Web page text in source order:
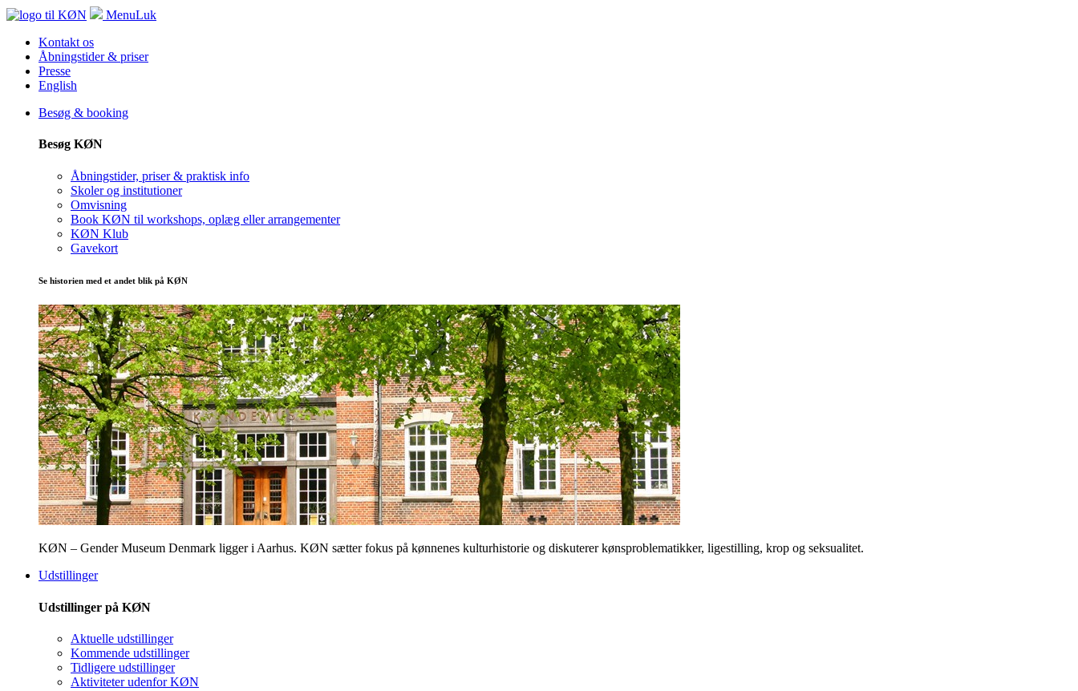
MenuLuk
Kontakt os
Åbningstider & priser
Presse
English
Besøg & booking
Besøg KØN
Åbningstider, priser & praktisk info
Skoler og institutioner
Omvisning
Book KØN til workshops, oplæg eller arrangementer
KØN Klub
Gavekort
Se historien med et andet blik på KØN
KØN – Gender Museum Denmark ligger i Aarhus. KØN sætter fokus på kønnenes kulturhistorie og diskuterer kønsproblematikker, ligestilling, krop og seksualitet.
Udstillinger
Udstillinger på KØN
Aktuelle udstillinger
Kommende udstillinger
Tidligere udstillinger
Aktiviteter udenfor KØN